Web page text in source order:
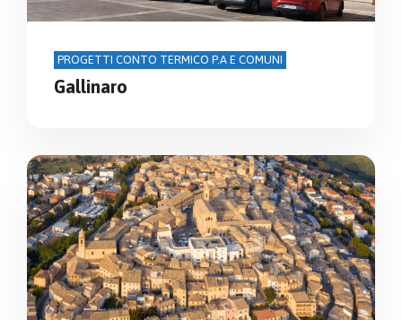
PROGETTI CONTO TERMICO P.A E COMUNI
Gallinaro